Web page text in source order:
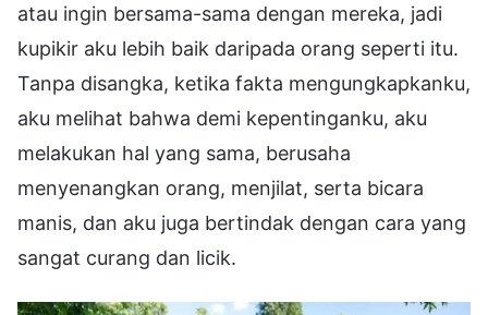
atau ingin bersama-sama dengan mereka, jadi
kupikir aku lebih baik daripada orang seperti itu.
Tanpa disangka, ketika fakta mengungkapkanku,
aku melihat bahwa demi kepentinganku, aku
melakukan hal yang sama, berusaha
menyenangkan orang, menjilat, serta bicara
manis, dan aku juga bertindak dengan cara yang
sangat curang dan licik.